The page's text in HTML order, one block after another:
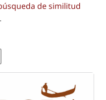
de similitud